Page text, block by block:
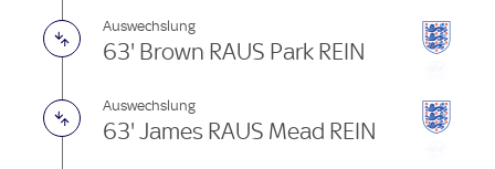
Auswechslung
63' Brown RAUS Park REIN
Auswechslung
63' James RAUS Mead REIN